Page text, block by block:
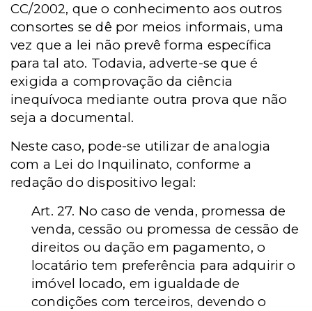
CC/2002, que o conhecimento aos outros
consortes se dê por meios informais, uma
vez que a lei não prevê forma específica
para tal ato. Todavia, adverte-se que é
exigida a comprovação da ciência
inequívoca mediante outra prova que não
seja a documental.
Neste caso, pode-se utilizar de analogia
com a Lei do Inquilinato, conforme a
redação do dispositivo legal:
Art. 27. No caso de venda, promessa de
venda, cessão ou promessa de cessão de
direitos ou dação em pagamento, o
locatário tem preferência para adquirir o
imóvel locado, em igualdade de
condições com terceiros, devendo o